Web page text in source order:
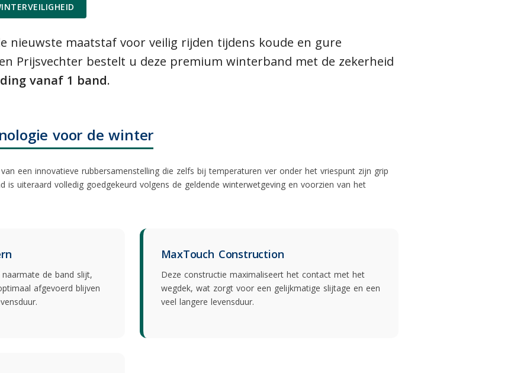
nieuwste maatstaf voor veilig rijden tijdens koude en gure
Prijsvechter bestelt u deze premium winterband met de zekerheid
vanaf 1 band.
voor de winter
een innovatieve rubbersamenstelling die zelfs bij temperaturen ver onder het vriespunt zijn grip
is uiteraard volledig goedgekeurd volgens de geldende winterwetgeving en voorzien van het
de band slijt,
afgevoerd blijven
MaxTouch Construction
Deze constructie maximaliseert het contact met het
wegdek, wat zorgt voor een gelijkmatige slijtage en een
veel langere levensduur.